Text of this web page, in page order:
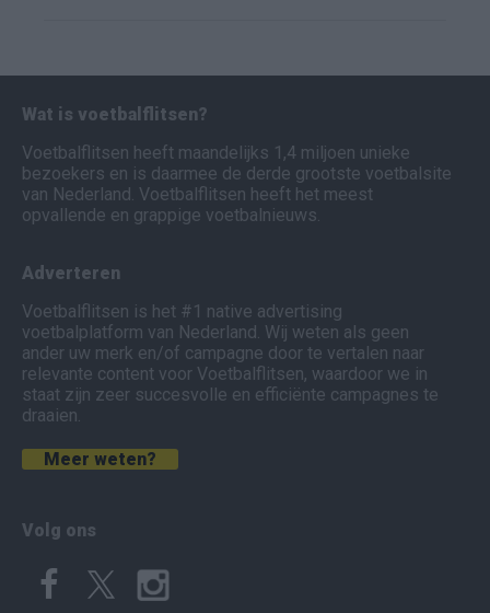
Wat is voetbalflitsen?
Voetbalflitsen heeft maandelijks 1,4 miljoen unieke
bezoekers en is daarmee de derde grootste voetbalsite
van Nederland. Voetbalflitsen heeft het meest
opvallende en grappige voetbalnieuws.
Adverteren
Voetbalflitsen is het #1 native advertising
voetbalplatform van Nederland. Wij weten als geen
ander uw merk en/of campagne door te vertalen naar
relevante content voor Voetbalflitsen, waardoor we in
staat zijn zeer succesvolle en efficiënte campagnes te
draaien.
Meer weten?
Volg ons